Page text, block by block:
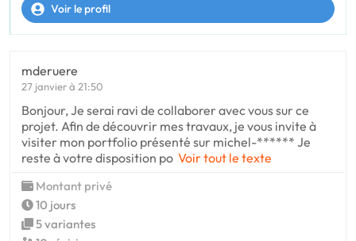
Voir le profil
mderuere
27 janvier à 21:50
Bonjour, Je serai ravi de collaborer avec vous sur ce
projet. Afin de découvrir mes travaux, je vous invite à
visiter mon portfolio présenté sur michel-****** Je
reste à votre disposition po Voir tout le texte
Montant privé
10 jours
5 variantes